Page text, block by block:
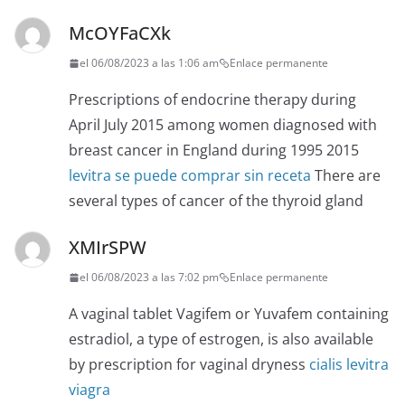
McOYFaCXk
el 06/08/2023 a las 1:06 am Enlace permanente
Prescriptions of endocrine therapy during
April July 2015 among women diagnosed with
breast cancer in England during 1995 2015
levitra se puede comprar sin receta There are
several types of cancer of the thyroid gland
XMIrSPW
el 06/08/2023 a las 7:02 pm Enlace permanente
A vaginal tablet Vagifem or Yuvafem containing
estradiol, a type of estrogen, is also available
by prescription for vaginal dryness cialis levitra
viagra